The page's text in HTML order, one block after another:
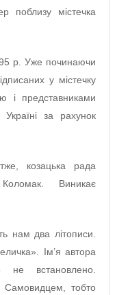
поблизу містечка
р. Уже починаючи
у містечку
і представниками
Україні за рахунок
козацька рада
Виникає
нам два літописи.
Ім’я автора
не встановлено.
Самовидцем, тобто